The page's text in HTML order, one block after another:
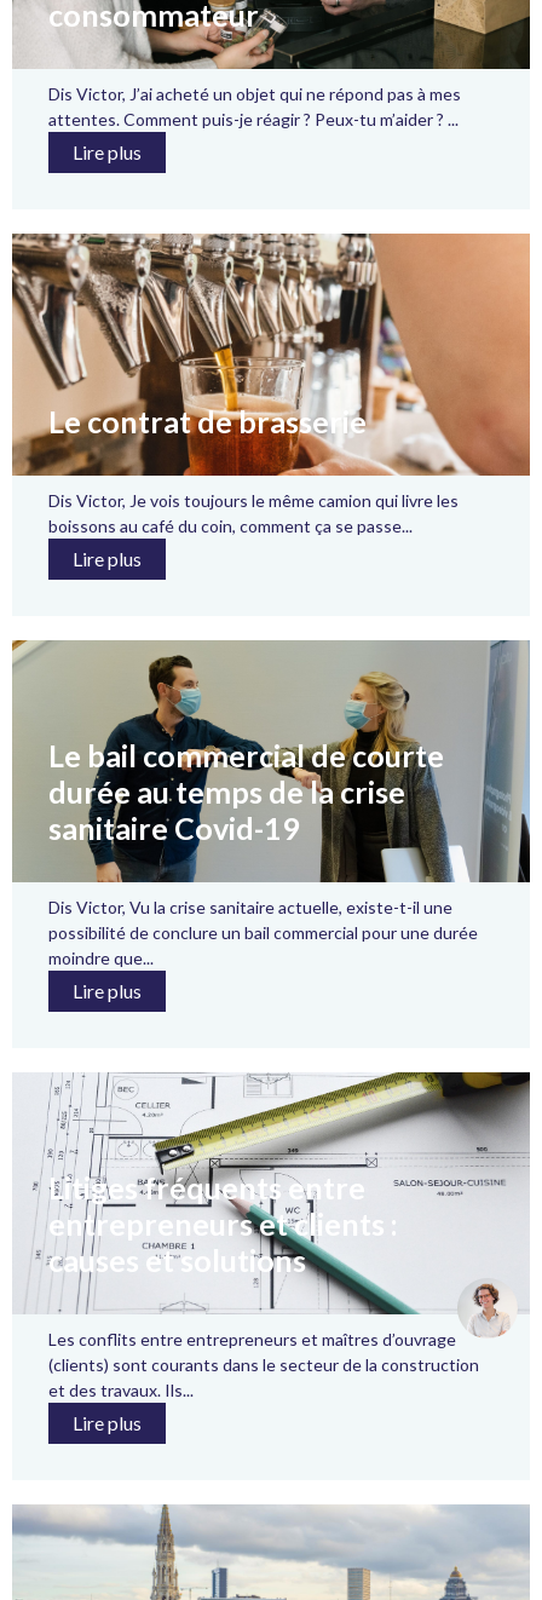
consommateur
Dis Victor, J’ai acheté un objet qui ne répond pas à mes
attentes. Comment puis-je réagir ? Peux-tu m’aider ? ...
Lire plus
Le contrat de brasserie
Dis Victor, Je vois toujours le même camion qui livre les
boissons au café du coin, comment ça se passe...
Lire plus
Le bail commercial de courte
durée au temps de la crise
sanitaire Covid-19
Dis Victor, Vu la crise sanitaire actuelle, existe-t-il une
possibilité de conclure un bail commercial pour une durée
moindre que...
Lire plus
Litiges fréquents entre
entrepreneurs et clients :
causes et solutions
Les conflits entre entrepreneurs et maîtres d’ouvrage
(clients) sont courants dans le secteur de la construction
et des travaux. Ils...
Lire plus